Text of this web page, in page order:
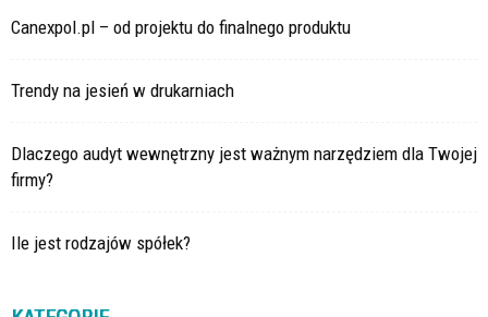
Canexpol.pl – od projektu do finalnego produktu
Trendy na jesień w drukarniach
Dlaczego audyt wewnętrzny jest ważnym narzędziem dla Twojej
firmy?
Ile jest rodzajów spółek?